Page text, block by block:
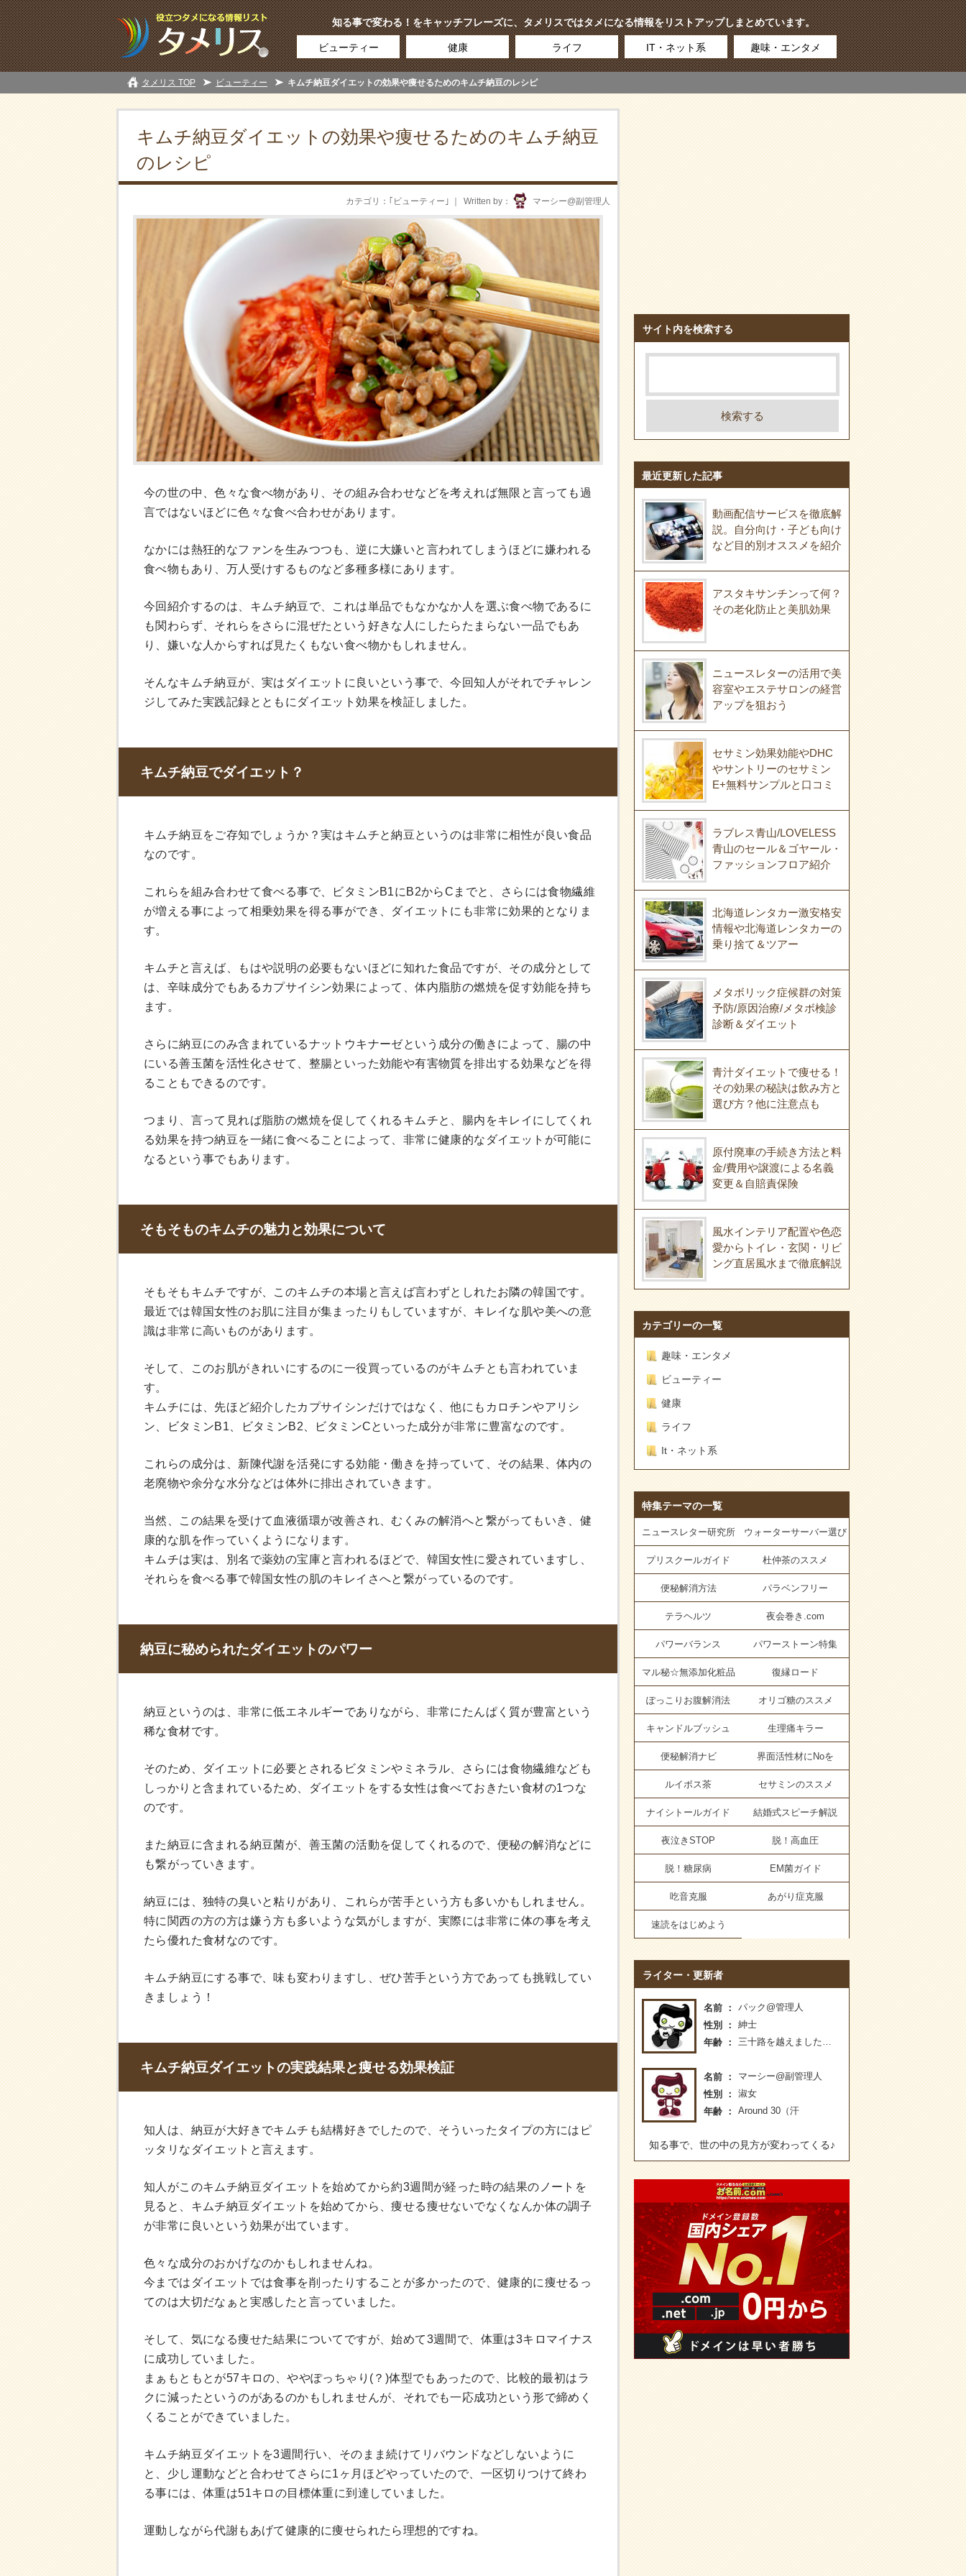
知る事で変わる！をキャッチフレーズに、タメリスではタメになる情報をリストアップしまとめています。
ビューティー 健康 ライフ IT・ネット系 趣味・エンタメ
タメリス TOP ビューティー キムチ納豆ダイエットの効果や痩せるためのキムチ納豆のレシピ
キムチ納豆ダイエットの効果や痩せるためのキムチ納豆
のレシピ
Written by マーシー@副管理人
カテゴリ ｢ ビューティー ｣
今の世の中、色々な食べ物があり、その組み合わせなどを考えれば無限と言っても過
言ではないほどに色々な食べ合わせがあります。
なかには熱狂的なファンを生みつつも、逆に大嫌いと言われてしまうほどに嫌われる
食べ物もあり、万人受けするものなど多種多様にあります。
今回紹介するのは、キムチ納豆で、これは単品でもなかなか人を選ぶ食べ物であるに
も関わらず、それらをさらに混ぜたという好きな人にしたらたまらない一品でもあ
り、嫌いな人からすれば見たくもない食べ物かもしれません。
そんなキムチ納豆が、実はダイエットに良いという事で、今回知人がそれでチャレン
ジしてみた実践記録とともにダイエット効果を検証しました。
キムチ納豆でダイエット？
キムチ納豆をご存知でしょうか？実はキムチと納豆というのは非常に相性が良い食品
なのです。
これらを組み合わせて食べる事で、ビタミンB1にB2からCまでと、さらには食物繊維
が増える事によって相乗効果を得る事ができ、ダイエットにも非常に効果的となりま
す。
キムチと言えば、もはや説明の必要もないほどに知れた食品ですが、その成分として
は、辛味成分でもあるカプサイシン効果によって、体内脂肪の燃焼を促す効能を持ち
ます。
さらに納豆にのみ含まれているナットウキナーゼという成分の働きによって、腸の中
にいる善玉菌を活性化させて、整腸といった効能や有害物質を排出する効果などを得
ることもできるのです。
つまり、言って見れば脂肪の燃焼を促してくれるキムチと、腸内をキレイにしてくれ
る効果を持つ納豆を一緒に食べることによって、非常に健康的なダイエットが可能に
なるという事でもあります。
そもそものキムチの魅力と効果について
そもそもキムチですが、このキムチの本場と言えば言わずとしれたお隣の韓国です。
最近では韓国女性のお肌に注目が集まったりもしていますが、キレイな肌や美への意
識は非常に高いものがあります。
そして、このお肌がきれいにするのに一役買っているのがキムチとも言われていま
す。
キムチには、先ほど紹介したカプサイシンだけではなく、他にもカロチンやアリシ
ン、ビタミンB1、ビタミンB2、ビタミンCといった成分が非常に豊富なのです。
これらの成分は、新陳代謝を活発にする効能・働きを持っていて、その結果、体内の
老廃物や余分な水分などは体外に排出されていきます。
当然、この結果を受けて血液循環が改善され、むくみの解消へと繋がってもいき、健
康的な肌を作っていくようになります。
キムチは実は、別名で薬効の宝庫と言われるほどで、韓国女性に愛されていますし、
それらを食べる事で韓国女性の肌のキレイさへと繋がっているのです。
納豆に秘められたダイエットのパワー
納豆というのは、非常に低エネルギーでありながら、非常にたんぱく質が豊富という
稀な食材です。
そのため、ダイエットに必要とされるビタミンやミネラル、さらには食物繊維なども
しっかりと含まれているため、ダイエットをする女性は食べておきたい食材の1つな
のです。
また納豆に含まれる納豆菌が、善玉菌の活動を促してくれるので、便秘の解消などに
も繋がっていきます。
納豆には、独特の臭いと粘りがあり、これらが苦手という方も多いかもしれません。
特に関西の方の方は嫌う方も多いような気がしますが、実際には非常に体の事を考え
たら優れた食材なのです。
キムチ納豆にする事で、味も変わりますし、ぜひ苦手という方であっても挑戦してい
きましょう！
キムチ納豆ダイエットの実践結果と痩せる効果検証
知人は、納豆が大好きでキムチも結構好きでしたので、そういったタイプの方にはピ
ッタリなダイエットと言えます。
知人がこのキムチ納豆ダイエットを始めてから約3週間が経った時の結果のノートを
見ると、キムチ納豆ダイエットを始めてから、痩せる痩せないでなくなんか体の調子
が非常に良いという効果が出ています。
色々な成分のおかげなのかもしれませんね。
今まではダイエットでは食事を削ったりすることが多かったので、健康的に痩せるっ
てのは大切だなぁと実感したと言っていました。
そして、気になる痩せた結果についてですが、始めて3週間で、体重は3キロマイナス
に成功していました。
まぁもともとが57キロの、ややぽっちゃり(？)体型でもあったので、比較的最初はラ
クに減ったというのがあるのかもしれませんが、それでも一応成功という形で締めく
くることができていました。
キムチ納豆ダイエットを3週間行い、そのまま続けてリバウンドなどしないように
と、少し運動などと合わせてさらに1ヶ月ほどやっていたので、一区切りつけて終わ
る事には、体重は51キロの目標体重に到達していました。
運動しながら代謝もあげて健康的に痩せられたら理想的ですね。
サイト内を検索する
最近更新した記事
動画配信サービスを徹底解
説。自分向け・子ども向け
など目的別オススメを紹介
アスタキサンチンって何？
その老化防止と美肌効果
ニュースレターの活用で美
容室やエステサロンの経営
アップを狙おう
セサミン効果効能やDHC
やサントリーのセサミン
E+無料サンプルと口コミ
ラブレス青山/LOVELESS
青山のセール＆ゴヤール・
ファッションフロア紹介
北海道レンタカー激安格安
情報や北海道レンタカーの
乗り捨て＆ツアー
メタボリック症候群の対策
予防/原因治療/メタボ検診
診断＆ダイエット
青汁ダイエットで痩せる！
その効果の秘訣は飲み方と
選び方？他に注意点も
原付廃車の手続き方法と料
金/費用や譲渡による名義
変更＆自賠責保険
風水インテリア配置や色恋
愛からトイレ・玄関・リビ
ング直居風水まで徹底解説
カテゴリーの一覧
趣味・エンタメ
ビューティー
健康
ライフ
It・ネット系
特集テーマの一覧
ニュースレター研究所 ウォーターサーバー選び
プリスクールガイド 杜仲茶のススメ
便秘解消方法 パラベンフリー
テラヘルツ 夜会巻き.com
パワーバランス パワーストーン特集
マル秘☆無添加化粧品 復縁ロード
ぽっこりお腹解消法 オリゴ糖のススメ
キャンドルブッシュ 生理痛キラー
便秘解消ナビ 界面活性材にNoを
ルイボス茶 セサミンのススメ
ナイシトールガイド 結婚式スピーチ解説
夜泣きSTOP 脱！高血圧
脱！糖尿病 EM菌ガイド
吃音克服 あがり症克服
速読をはじめよう
ライター・更新者
名前
パック@管理人
性別
紳士
年齢
三十路を越えました…
名前
マーシー@副管理人
性別
淑女
年齢
Around 30（汗
知る事で、世の中の見方が変わってくる♪